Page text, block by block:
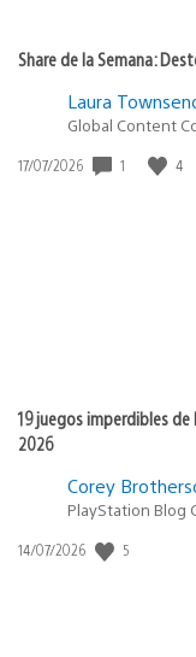
Share de la Semana:
Laura
Global Content
Fecha
17/07/2026 1 4
19 juegos imperdibles
2026
Corey
PlayStation Blog
Fecha
14/07/2026 5